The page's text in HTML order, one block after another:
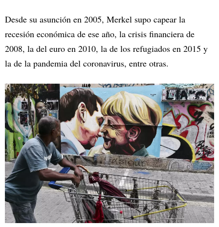
Desde su asunción en 2005, Merkel supo capear la
recesión económica de ese año, la crisis financiera de
2008, la del euro en 2010, la de los refugiados en 2015 y
la de la pandemia del coronavirus, entre otras.